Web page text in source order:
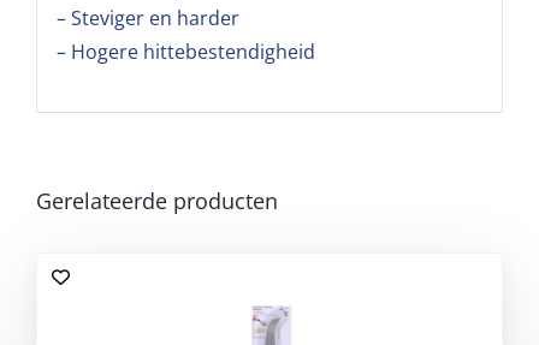
– Steviger en harder
– Hogere hittebestendigheid
Gerelateerde producten